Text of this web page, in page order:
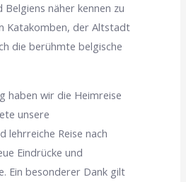
näher kennen zu
Katakomben, der Altstadt
die berühmte belgische
haben wir die Heimreise
unsere
lehrreiche Reise nach
Eindrücke und
Ein besonderer Dank gilt